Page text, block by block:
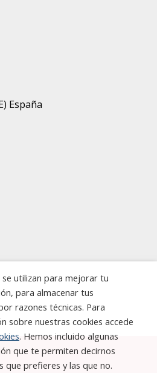
España
se utilizan para mejorar tu
para almacenar tus
razones técnicas. Para
sobre nuestras cookies accede
. Hemos incluido algunas
que te permiten decirnos
que prefieres y las que no.